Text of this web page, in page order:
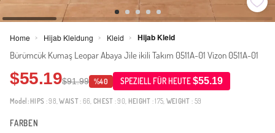
Home > Hijab Kleidung > Kleid > Hijab Kleid
Bürümcük Kumaş Leopar Abaya Jile ikili Takım 0511A-01 Vizon 0511A-01
$55.19$91.99 %40 SPEZIELL FÜR HEUTE$55.19
Model: HIPS : 98,WAIST: 66,CHEST : 90, HEIGHT : 175, WEIGHT : 59
FARBEN